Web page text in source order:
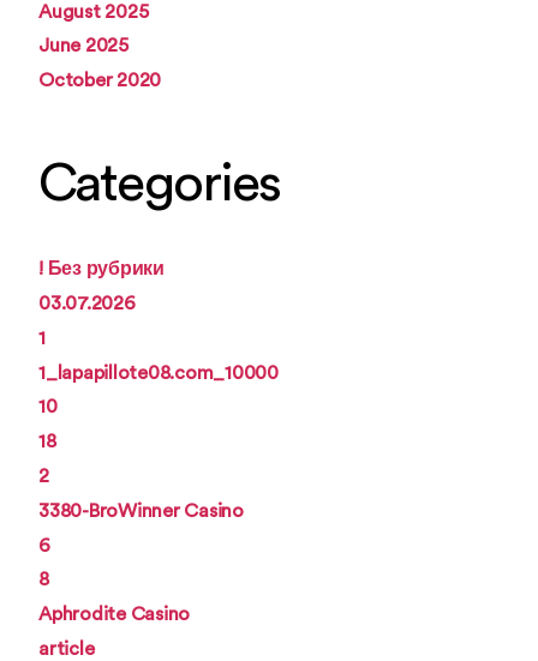
August 2025
June 2025
October 2020
Categories
! Без рубрики
03.07.2026
1
1_lapapillote08.com_10000
10
18
2
3380-BroWinner Casino
6
8
Aphrodite Casino
article